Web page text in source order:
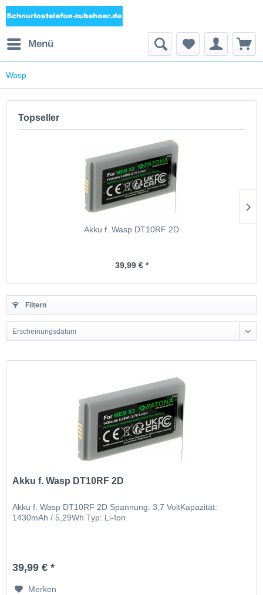
Menü
Wasp
Topseller
Akku f. Wasp DT10RF 2D
39,99 € *
Filtern
Erscheinungsdatum
Akku f. Wasp DT10RF 2D
Akku f. Wasp DT10RF 2D Spannung: 3,7 VoltKapazität:
1430mAh / 5,29Wh Typ: Li-Ion
39,99 € *
Merken